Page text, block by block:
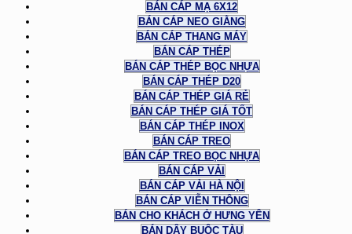
BÁN CÁP MẠ 6X12
BÁN CÁP NEO GIẰNG
BÁN CÁP THANG MÁY
BÁN CÁP THÉP
BÁN CÁP THÉP BỌC NHỰA
BÁN CÁP THÉP D20
BÁN CÁP THÉP GIÁ RẺ
BÁN CÁP THÉP GIÁ TỐT
BÁN CÁP THÉP INOX
BÁN CÁP TREO
BÁN CÁP TREO BỌC NHỰA
BÁN CÁP VẢI
BÁN CÁP VẢI HÀ NỘI
BÁN CÁP VIỄN THÔNG
BÁN CHO KHÁCH Ở HƯNG YÊN
BÁN DÂY BUỘC TÀU